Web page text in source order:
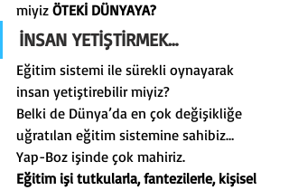
miyiz ÖTEKİ DÜNYAYA?
İNSAN YETİŞTİRMEK…
Eğitim sistemi ile sürekli oynayarak
insan yetiştirebilir miyiz?
Belki de Dünya’da en çok değişikliğe
uğratılan eğitim sistemine sahibiz…
Yap-Boz işinde çok mahiriz.
Eğitim işi tutkularla, fantezilerle, kişisel